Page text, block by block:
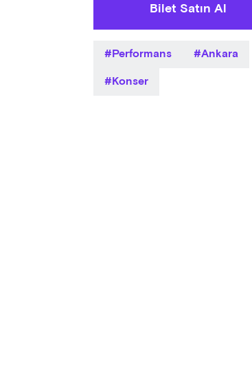
Bilet Satın Al
Performans
Ankara
Konser